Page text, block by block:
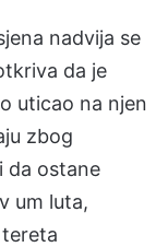
nadvija se
da je
uticao na njen
zbog
da ostane
um luta,